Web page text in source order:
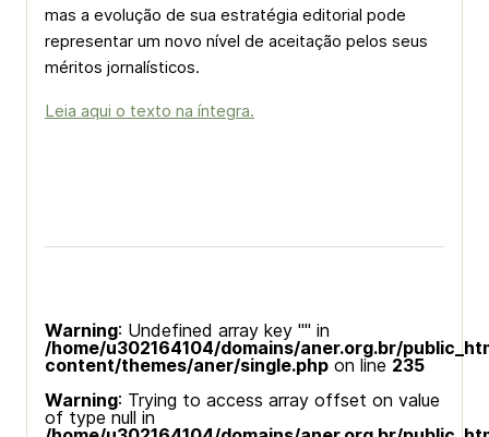
mas a evolução de sua estratégia editorial pode
representar um novo nível de aceitação pelos seus
méritos jornalísticos.
Leia aqui o texto na íntegra.
Warning: Undefined array key "" in
/home/u302164104/domains/aner.org.br/
content/themes/aner/single.php on line 235
Warning: Trying to access array offset on value
of type null in